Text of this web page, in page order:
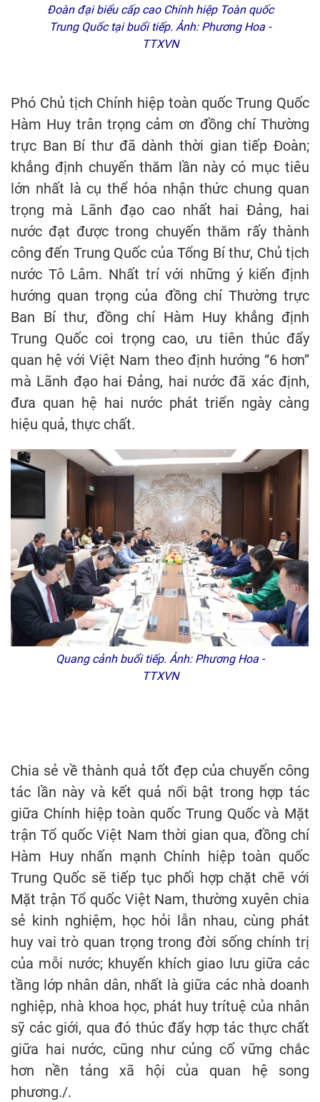
Đoàn đại biểu cấp cao Chính hiệp Toàn quốc
Trung Quốc tại buổi tiếp. Ảnh: Phương Hoa -
TTXVN
Phó Chủ tịch Chính hiệp toàn quốc Trung Quốc
Hàm Huy trân trọng cảm ơn đồng chí Thường
trực Ban Bí thư đã dành thời gian tiếp Đoàn;
khẳng định chuyến thăm lần này có mục tiêu
lớn nhất là cụ thể hóa nhận thức chung quan
trọng mà Lãnh đạo cao nhất hai Đảng, hai
nước đạt được trong chuyến thăm rấy thành
công đến Trung Quốc của Tổng Bí thư, Chủ tịch
nước Tô Lâm. Nhất trí với những ý kiến định
hướng quan trọng của đồng chí Thường trực
Ban Bí thư, đồng chí Hàm Huy khẳng định
Trung Quốc coi trọng cao, ưu tiên thúc đẩy
quan hệ với Việt Nam theo định hướng “6 hơn”
mà Lãnh đạo hai Đảng, hai nước đã xác định,
đưa quan hệ hai nước phát triển ngày càng
hiệu quả, thực chất.
Quang cảnh buổi tiếp. Ảnh: Phương Hoa -
TTXVN
Chia sẻ về thành quả tốt đẹp của chuyến công
tác lần này và kết quả nổi bật trong hợp tác
giữa Chính hiệp toàn quốc Trung Quốc và Mặt
trận Tổ quốc Việt Nam thời gian qua, đồng chí
Hàm Huy nhấn mạnh Chính hiệp toàn quốc
Trung Quốc sẽ tiếp tục phối hợp chặt chẽ với
Mặt trận Tổ quốc Việt Nam, thường xuyên chia
sẻ kinh nghiệm, học hỏi lẫn nhau, cùng phát
huy vai trò quan trọng trong đời sống chính trị
của mỗi nước; khuyến khích giao lưu giữa các
tầng lớp nhân dân, nhất là giữa các nhà doanh
nghiệp, nhà khoa học, phát huy trítuệ của nhân
sỹ các giới, qua đó thúc đẩy hợp tác thực chất
giữa hai nước, cũng như củng cố vững chắc
hơn nền tảng xã hội của quan hệ song
phương./.